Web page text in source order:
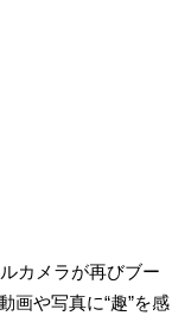
カメラが再びブー
画や写真に“趣”を感